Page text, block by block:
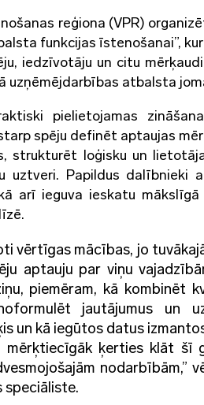
reģiona (VPR)
funkcijas īstenošanai”,
iedzīvotāju un citu
uzņēmējdarbības atbalsta
pielietojamas
spēju definēt aptaujas
strukturēt loģisku un
uztveri. Papildus dalībnieki
arī ieguva ieskatu
vērtīgas mācības, jo
aptauju par viņu
piemēram, kā kombinēt
jautājumus un
un kā iegūtos datus
mērķtiecīgāk ķerties klāt šī
nodarbībām,”
speciāliste.